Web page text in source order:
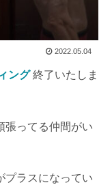
2022.05.04
ング終了いたしま
張ってる仲間がい
プラスになってい